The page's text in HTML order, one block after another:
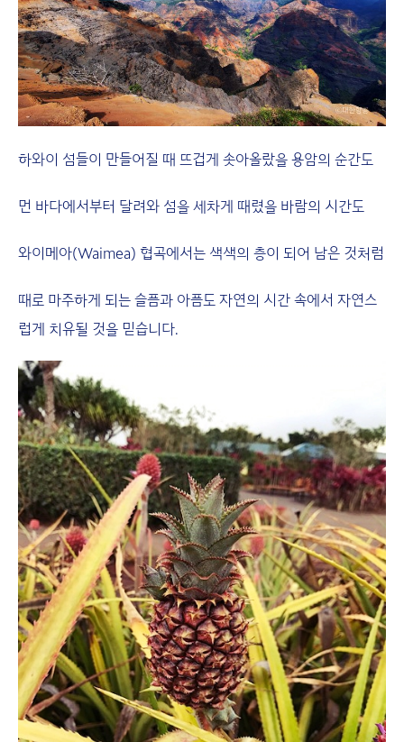
하와이 섬들이 만들어질 때 뜨겁게 솟아올랐을 용암의 순간도
먼 바다에서부터 달려와 섬을 세차게 때렸을 바람의 시간도
와이메아(Waimea) 협곡에서는 색색의 층이 되어 남은 것처럼
때로 마주하게 되는 슬픔과 아픔도 자연의 시간 속에서 자연스
럽게 치유될 것을 믿습니다.